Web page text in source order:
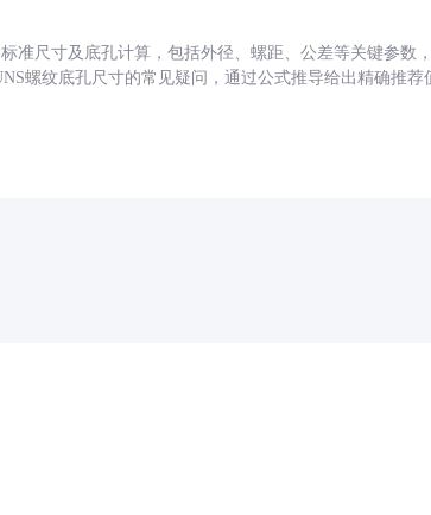
准尺寸及底孔计算，包括外径、螺距、公差等关键参数
螺纹底孔尺寸的常见疑问，通过公式推导给出精确推